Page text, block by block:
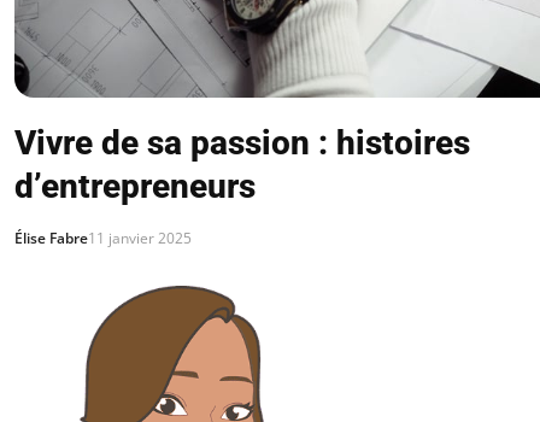
Vivre de sa passion : histoires
d’entrepreneurs
Élise Fabre11 janvier 2025